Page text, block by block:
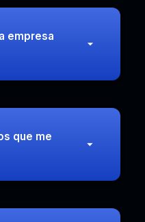
empresa
que me